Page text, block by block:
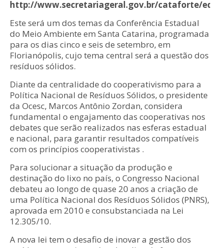
http://www.secretariageral.gov.br/cataforte/
Este será um dos temas da Conferência Estadual
do Meio Ambiente em Santa Catarina, programada
para os dias cinco e seis de setembro, em
Florianópolis, cujo tema central será a questão dos
resíduos sólidos.
Diante da centralidade do cooperativismo para a
Política Nacional de Resíduos Sólidos, o presidente
da Ocesc, Marcos Antônio Zordan, considera
fundamental o engajamento das cooperativas nos
debates que serão realizados nas esferas estadual
e nacional, para garantir resultados compatíveis
com os princípios cooperativistas .
Para solucionar a situação da produção e
destinação do lixo no país, o Congresso Nacional
debateu ao longo de quase 20 anos a criação de
uma Política Nacional dos Resíduos Sólidos (PNRS),
aprovada em 2010 e consubstanciada na Lei
12.305/10.
A nova lei tem o desafio de inovar a gestão dos